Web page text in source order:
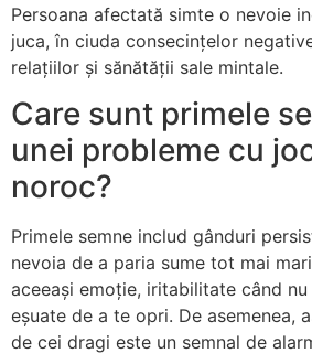
Persoana afectată simte o nevoie
juca, în ciuda consecințelor
relațiilor și sănătății sale mintale.
Care sunt primele
unei probleme cu
noroc?
Primele semne includ gânduri
nevoia de a paria sume tot mai
aceeași emoție, iritabilitate când
eșuate de a te opri. De asemenea,
de cei dragi este un semnal de